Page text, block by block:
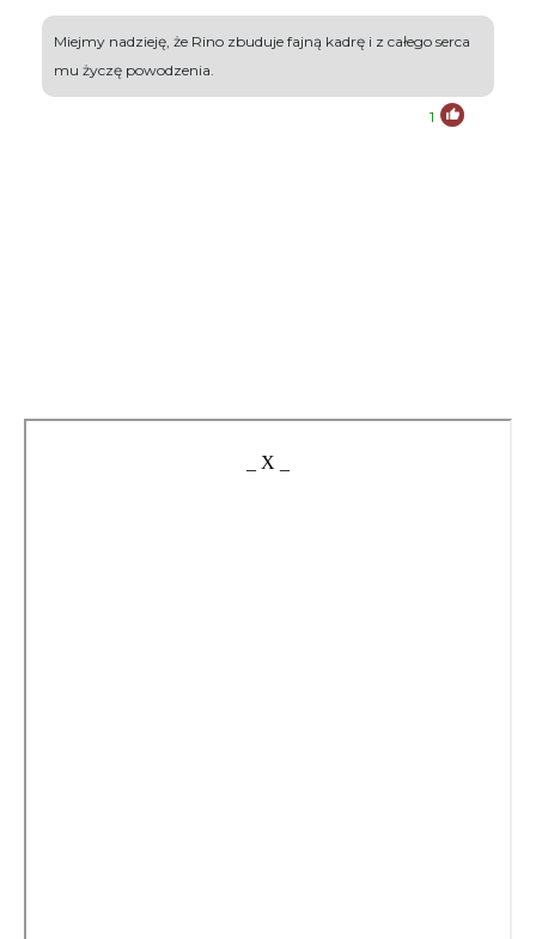
Miejmy nadzieję, że Rino zbuduje fajną kadrę i z całego serca
mu życzę powodzenia.
1